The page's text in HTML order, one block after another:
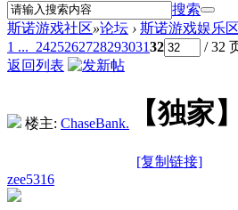
搜索
斯诺游戏社区»论坛 › 斯诺游戏娱乐区
1 ... 242526272829303132
/ 32
返回列表
楼主: ChaseBank. 【独家
[复制链接]
zee5316